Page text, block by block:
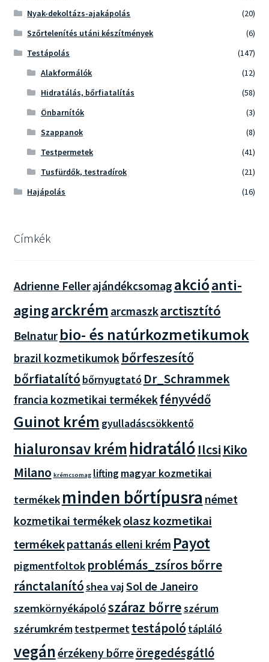
Nyak-dekoltázs-ajakápolás
(20)
Szőrtelenítés utáni készítmények
(6)
Testápolás
(147)
Alakformálók
(12)
Hidratálás, bőrfiatalítás
(58)
Önbarnítók
(3)
Szappanok
(8)
Testpermetek
(41)
Tusfürdők, testradírok
(21)
Hajápolás
(16)
Címkék
Adrienne Fellerajándékcsomag akcióanti-
agingarckrém arcmaszkarctisztító
Belnatur bio- és natúrkozmetikumok
brazil kozmetikumok bőrfeszesítő
bőrfiatalító bőrnyugtató Dr_Schrammek
francia kozmetikai termékek fényvédő
Guinot krém gyulladáscsökkentő
hialuronsav krémhidratáló Ilcsi Kiko
Milano krémcsomag lifting magyar kozmetikai
termékek minden bőrtípusra német
kozmetikai termékekolasz kozmetikai
termékekpattanás elleni krém Payot
pigmentfoltok problémás_zsíros bőrre
ránctalanítóshea vajSol de Janeiro
szemkörnyékápolószáraz bőrreszérum
szérumkrémtestpermettestápoló tápláló
vegánérzékeny bőrreöregedésgátló